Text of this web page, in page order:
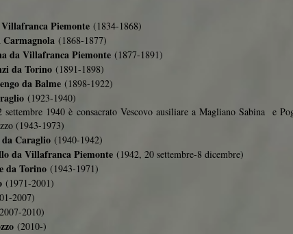
Piemonte (1834-1868)
(1868-1877)
da Villafranca Piemonte (1877-1891)
da Torino (1891-1898)
da Balme (1898-1922)
(1923-1940)
settembre 1940 è consacrato Vescovo ausiliare a Magliano Sabina e
(1943-1973)
Caraglio (1940-1942)
da Villafranca Piemonte (1942, 20 settembre-8 dicembre)
da Torino (1943-1971)
(1971-2001)
2007)
2010)
(2010-)